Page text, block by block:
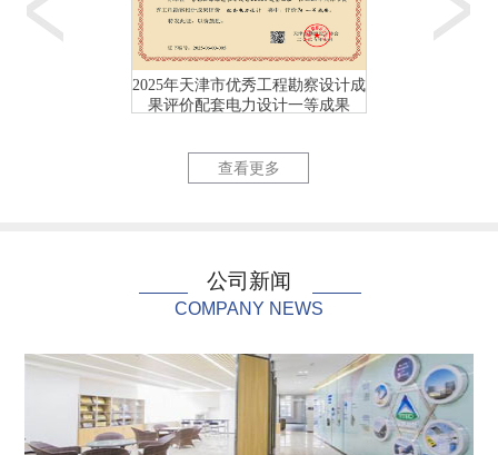
杨柳青水厂170kW... 天津市茂
2025年天津市优秀工程勘察设计成
果评价配套电力设计一等成果
2025年天津市优秀
查看更多
公司新闻
COMPANY NEWS